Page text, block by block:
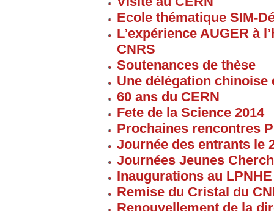
Ecole thématique SIM-
L’expérience AUGER à
CNRS
Soutenances de thèse
Une délégation
60 ans du CERN
Fete de la Science 2014
Prochaines rencontres
Journée des entrants le
Journées Jeunes
Inaugurations au LPNHE
Remise du Cristal du
Renouvellement de la